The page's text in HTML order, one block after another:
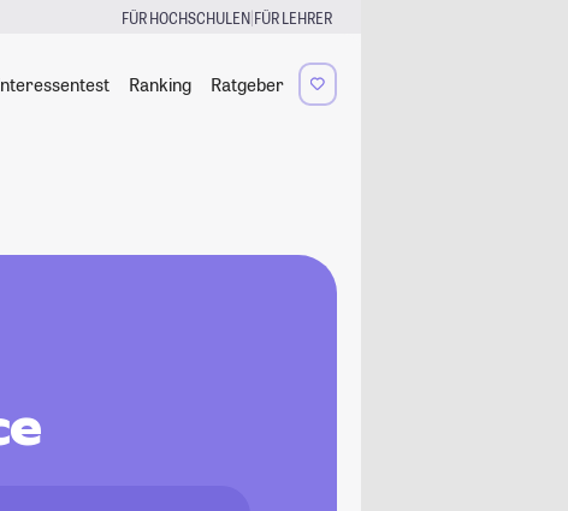
FÜR HOCHSCHULEN|FÜR LEHRER
Ranking Ratgeber